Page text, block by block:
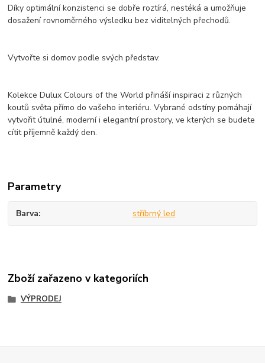
Díky optimální konzistenci se dobře roztírá, nestéká a umožňuje
dosažení rovnoměrného výsledku bez viditelných přechodů.
Vytvořte si domov podle svých představ.
Kolekce Dulux Colours of the World přináší inspiraci z různých
koutů světa přímo do vašeho interiéru. Vybrané odstíny pomáhají
vytvořit útulné, moderní i elegantní prostory, ve kterých se budete
cítit příjemně každý den.
Parametry
Barva stříbrný led
Zboží zařazeno v kategoriích
VÝPRODEJ